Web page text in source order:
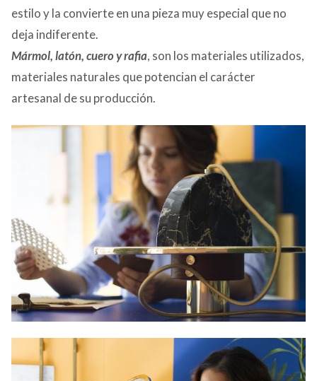
estilo y la convierte en una pieza muy especial que no
deja indiferente.
Mármol, latón, cuero y rafia, son los materiales utilizados,
materiales naturales que potencian el carácter
artesanal de su producción.